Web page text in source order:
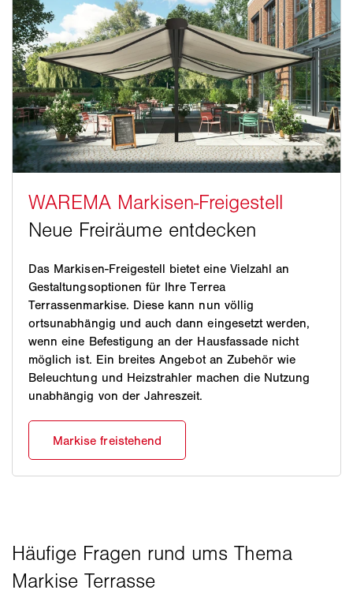
Das Markisen-Freigestell bietet eine Vielzahl an
Gestaltungsoptionen für Ihre Terrea
Terrassenmarkise. Diese kann nun völlig
ortsunabhängig und auch dann eingesetzt werden,
wenn eine Befestigung an der Hausfassade nicht
möglich ist. Ein breites Angebot an Zubehör wie
Beleuchtung und Heizstrahler machen die Nutzung
unabhängig von der Jahreszeit.